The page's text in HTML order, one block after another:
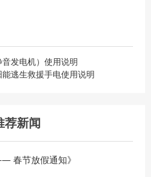
发电机）使用说明
逃生救援手电使用说明
荐新闻
春节放假通知》